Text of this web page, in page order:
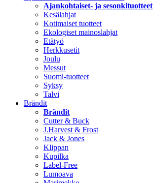
Ajankohtaiset- ja sesonkituotteet
Kesälahjat
Kotimaiset tuotteet
Ekologiset mainoslahjat
Etätyö
Herkkusetit
Joulu
Messut
Suomi-tuotteet
Syksy
Talvi
Brändit
Brändit
Cutter & Buck
J.Harvest & Frost
Jack & Jones
Klippan
Kupilka
Label-Free
Lumoava